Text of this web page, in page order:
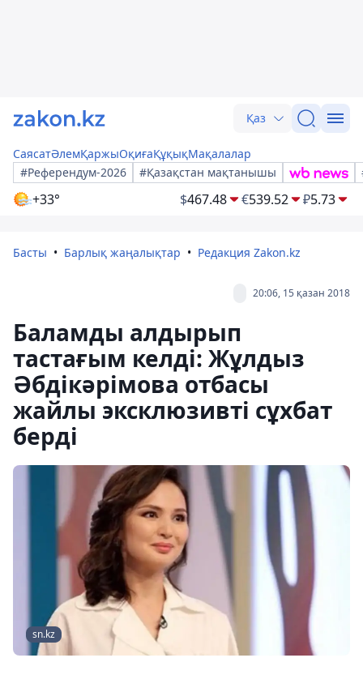
Қаз
СаясатӘлемҚаржыОқиғаҚұқықМақалалар
#Референдум-2026
#Қазақстан мақтанышы
+33° $467.48 €539.52 ₽5.73
Басты Барлық жаңалықтар Редакция Zakon.kz
20:06, 15 қазан 2018
Баламды алдырып
тастағым келді: Жұлдыз
Әбдікәрімова отбасы
жайлы эксклюзивті сұхбат
берді
sn.kz